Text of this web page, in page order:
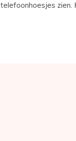
telefoonhoesjes zien.